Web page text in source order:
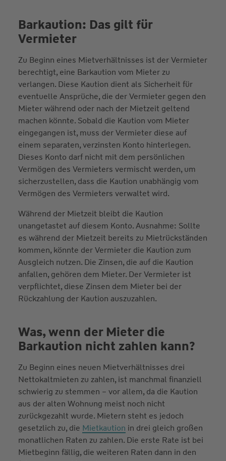
Barkaution: Das gilt für
Vermieter
Zu Beginn eines Mietverhältnisses ist der Vermieter
berechtigt, eine Barkaution vom Mieter zu
verlangen. Diese Kaution dient als Sicherheit für
eventuelle Ansprüche, die der Vermieter gegen den
Mieter während oder nach der Mietzeit geltend
machen könnte. Sobald die Kaution vom Mieter
eingegangen ist, muss der Vermieter diese auf
einem separaten, verzinsten Konto hinterlegen.
Dieses Konto darf nicht mit dem persönlichen
Vermögen des Vermieters vermischt werden, um
sicherzustellen, dass die Kaution unabhängig vom
Vermögen des Vermieters verwaltet wird.
Während der Mietzeit bleibt die Kaution
unangetastet auf diesem Konto. Ausnahme: Sollte
es während der Mietzeit bereits zu Mietrückständen
kommen, könnte der Vermieter die Kaution zum
Ausgleich nutzen. Die Zinsen, die auf die Kaution
anfallen, gehören dem Mieter. Der Vermieter ist
verpflichtet, diese Zinsen dem Mieter bei der
Rückzahlung der Kaution auszuzahlen.
Was, wenn der Mieter die
Barkaution nicht zahlen kann?
Zu Beginn eines neuen Mietverhältnisses drei
Nettokaltmieten zu zahlen, ist manchmal finanziell
schwierig zu stemmen – vor allem, da die Kaution
aus der alten Wohnung meist noch nicht
zurückgezahlt wurde. Mietern steht es jedoch
gesetzlich zu, die Mietkaution in drei gleich großen
monatlichen Raten zu zahlen. Die erste Rate ist bei
Mietbeginn fällig, die weiteren Raten dann in den